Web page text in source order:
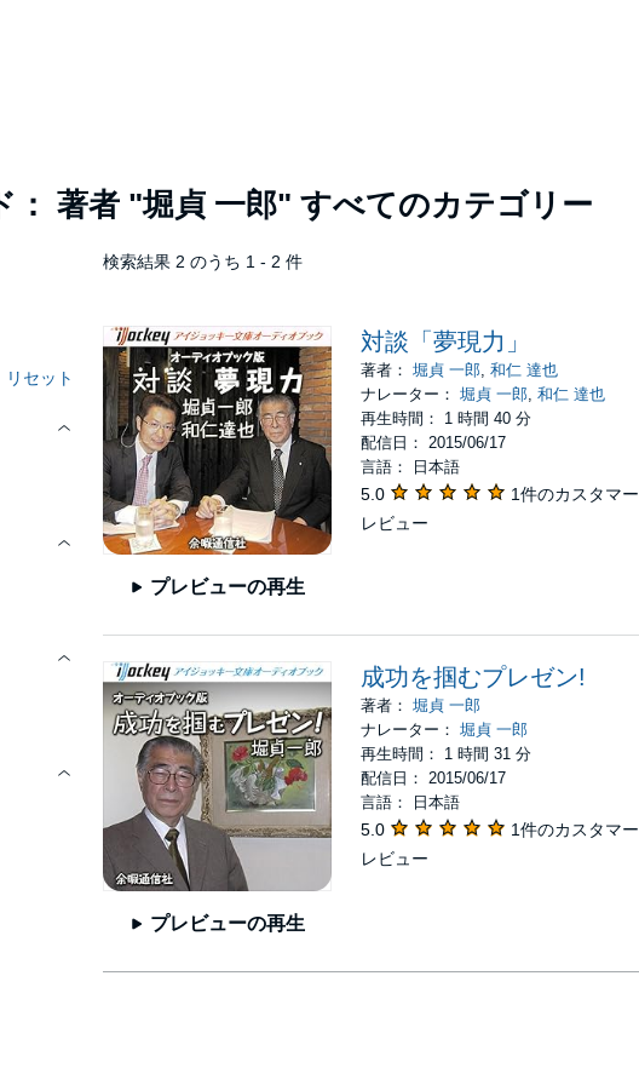
： 著者 "堀貞 一郎" すべてのカテゴリー
リセット
検索結果 2 のうち 1 - 2 件
プレビューの再生
対談「夢現力」
著者：堀貞 一郎,和仁 達也
ナレーター：堀貞 一郎,和仁 達也
再生時間： 1 時間 40 分
配信日： 2015/06/17
言語： 日本語
5.0
1件のカスタマー
レビュー
プレビューの再生
成功を掴むプレゼン!
著者：堀貞 一郎
ナレーター：堀貞 一郎
再生時間： 1 時間 31 分
配信日： 2015/06/17
言語： 日本語
5.0
1件のカスタマー
レビュー